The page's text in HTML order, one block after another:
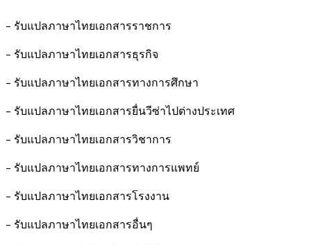
- รับแปลภาษาไทยเอกสารราชการ
- รับแปลภาษาไทยเอกสารธุรกิจ
- รับแปลภาษาไทยเอกสารทางการศึกษา
- รับแปลภาษาไทยเอกสารยื่นวีซ่าไปต่างประเทศ
- รับแปลภาษาไทยเอกสารวิชาการ
- รับแปลภาษาไทยเอกสารทางการแพทย์
- รับแปลภาษาไทยเอกสารโรงงาน
- รับแปลภาษาไทยเอกสารอื่นๆ